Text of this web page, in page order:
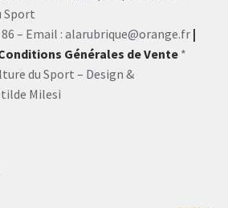
Sport
– Email : alarubrique@orange.fr |
Générales de Vente *
du Sport – Design &
Milesi